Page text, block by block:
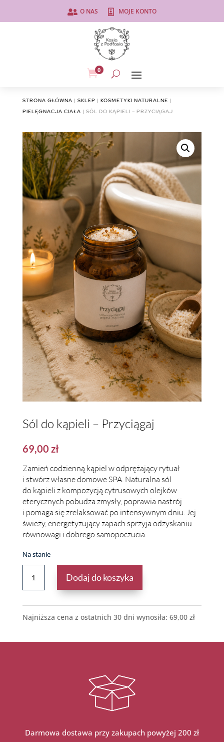
 O NAS  MOJE KONTO
0
STRONA GŁÓWNA | SKLEP | KOSMETYKI NATURALNE |
PIELĘGNACJA CIAŁA | SÓL DO KĄPIELI – PRZYCIĄGAJ
Sól do kąpieli – Przyciągaj
69,00 zł
Zamień codzienną kąpiel w odprężający rytuał
i stwórz własne domowe SPA. Naturalna sól
do kąpieli z kompozycją cytrusowych olejków
eterycznych pobudza zmysły, poprawia nastrój
i pomaga się zrelaksować po intensywnym dniu. Jej
świeży, energetyzujący zapach sprzyja odzyskaniu
równowagi i dobrego samopoczucia.
Na stanie
SÓL
DO
KĄPIELI
-
PRZYCIĄGAJ
Dodaj do koszyka
Najniższa cena z ostatnich 30 dni wynosiła: 69,00 zł
Darmowa dostawa przy zakupach powyżej 200 zł